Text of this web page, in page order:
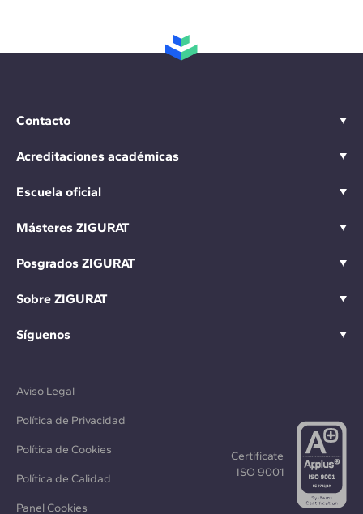
Contacto
Acreditaciones académicas
Escuela oficial
Másteres ZIGURAT
Posgrados ZIGURAT
Sobre ZIGURAT
Síguenos
Aviso Legal
Política de Privacidad
Política de Cookies
Política de Calidad
Panel Cookies
Certificate
ISO 9001